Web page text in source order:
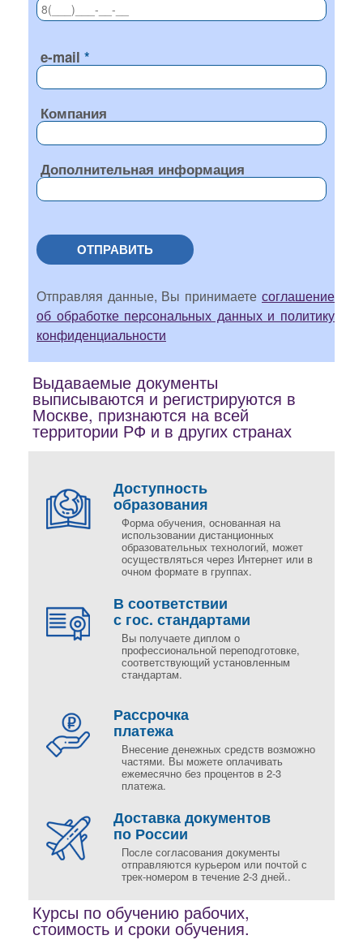
e-mail
Компания
Дополнительная информация
ОТПРАВИТЬ
Отправляя данные, Вы принимаете соглашение
об обработке персональных данных и политику
конфиденциальности
Выдаваемые документы
выписываются и регистрируются в
Москве, признаются на всей
территории РФ и в других странах
Доступность
образования
Форма обучения, основанная на
использовании дистанционных
образовательных технологий, может
осуществляться через Интернет или в
очном формате в группах.
В соответствии
с гос. стандартами
Вы получаете диплом о
профессиональной переподготовке,
соответствующий установленным
стандартам.
Рассрочка
платежа
Внесение денежных средств возможно
частями. Вы можете оплачивать
ежемесячно без процентов в 2-3
платежа.
Доставка документов
по России
После согласования документы
отправляются курьером или почтой с
трек-номером в течение 2-3 дней..
Курсы по обучению рабочих,
стоимость и сроки обучения.